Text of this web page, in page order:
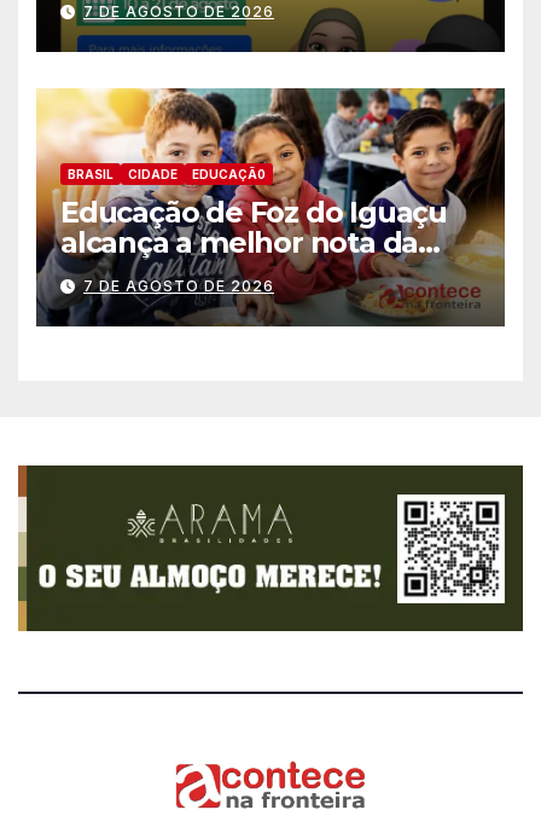
7 DE AGOSTO DE 2026
BRASIL CIDADE EDUCAÇÃ0
Educação de Foz do Iguaçu
alcança a melhor nota da
história no IDEB
7 DE AGOSTO DE 2026